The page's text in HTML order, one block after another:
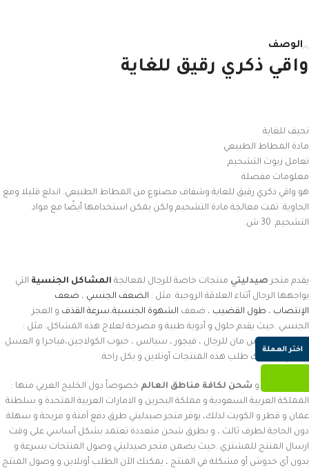
الوصف
واقي ذكري رقيق للغاية
نحيف للغاية
مادة المطاط الطبيعي
تعامل زيوت التشحيم
معلومات مفصلة
هو واقي ذكري رقيق للغاية وشفاف مصنوع من المطاط الطبيعي. اندلع قليلا ومع
الحاوية. تمت معالجة مادة التشحيم ولكن يمكن استخدامها أيضًا مع مواد
التشحيم. 30 ش.
يقدم متجر صيدليتي منتجات خاصة للرجال لمعالجة المشاكل الجنسية التي
يواجهها الرجال أثناء العلاقة الزوجية مثل : الضعف الجنسي ، ضعف
الإنتصاب ، طول القضيب ، ضعف الشهوة الجنسية،سرعة القذف و العجز
الجنسي .حيث يقدم حلول و أدوية طبية و مصرحة لعلاج هذه المشاكل. مثل :
نسكافيه ماكس مان للرجال ، فيجور ، سيالس ، حبوب الكولاجين،فياجرا و العسل
الملكي . يمكنك طلب هذه المنتجات أونلاين و بكل راحة.
يوجد توصيل و شحن لكافة مناطق العالم خصوصاً دول الخليج العربي منها :
المملكة العربية السعودية و مملكة البحرين و الامارات العربية المتحدة و سلطنة
عمان و قطر و الكويت.لذلك، يوفر متجر صيدليتي طرق دفع آمنة و مريحة و سهلة
دون الحاجة لطرف ثالث ، و بطرق شحن متعددة تعتمد بشكل أساسي على وقت
ارسال المنتج للمشتري .حيث يضمن متجر صيدليتي وصول المنتجات بسرعة و
بدون أي خدوش أو مشكلة في المنتج ، يمكنك الآن الطلب أونلاين و وصول المنتج
اختر العملة